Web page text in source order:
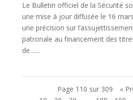
Le Bulletin officiel de la Sécurité
une mise à jour diffusée le 16
une précision sur
patronale au financement des
de…...
Page 110 sur 309 «